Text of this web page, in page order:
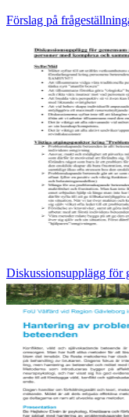
Förslag på
Diskussionsupplägg för